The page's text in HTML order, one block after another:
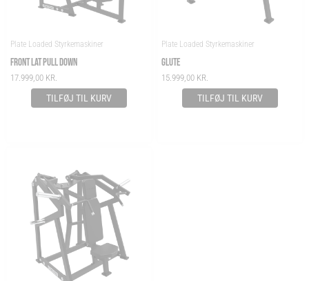
Plate Loaded Styrkemaskiner
FRONT LAT PULL DOWN
17.999,00 KR.
TILFØJ TIL KURV
Plate Loaded Styrkemaskiner
GLUTE
15.999,00 KR.
TILFØJ TIL KURV